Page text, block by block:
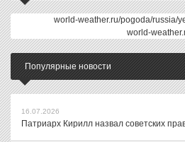
world-weather.ru/pogoda/russia/
world-
Популярные новости
16.07.2026
Патриарх Кирилл назвал советских